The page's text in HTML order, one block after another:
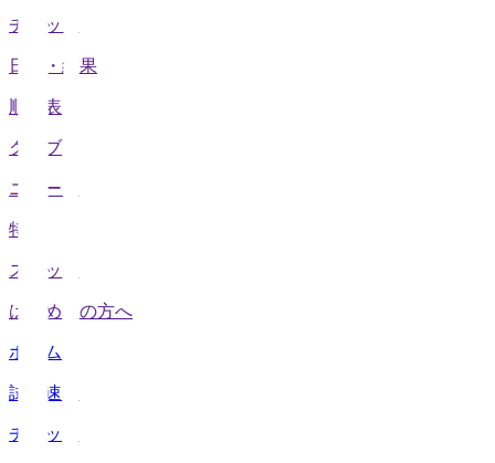
チケット
日程・結果
順位表
クラブ
ニュース
特集
スタッツ
はじめての方へ
ホーム
試合速報
チケット